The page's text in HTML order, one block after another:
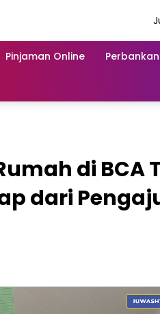
Pinjaman Online Perbankan
di BCA
dari